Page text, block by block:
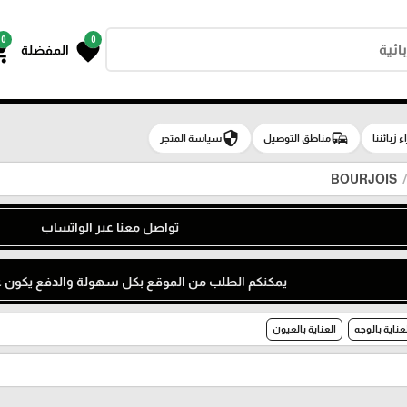
0
favorite المفضلة
0
زبائننا commuteمناطق التوصيل securityسياسة المتجر
BOURJOIS
تواصل معنا عبر الواتساب
يمكنكم الطلب من الموقع بكل سهولة والدفع يكون
بالوجه العناية بالعيون